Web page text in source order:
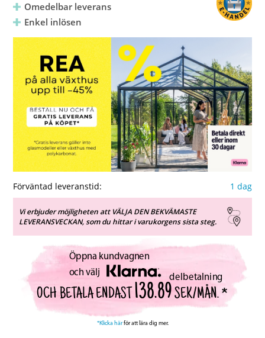
Omedelbar leverans
Enkel inlösen
Förväntad leveranstid: 1 dag
Vi erbjuder möjligheten att VÄLJA DEN BEKVÄMASTE
LEVERANSVECKAN, som du hittar i varukorgens sista steg.
Öppna kundvagnen
och välj delbetalning
OCH BETALA ENDAST 138.89SEK/MÅN. *
*Klicka härför att lära dig mer.